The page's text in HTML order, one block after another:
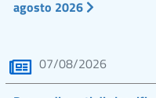
agosto 2026
07/08/2026